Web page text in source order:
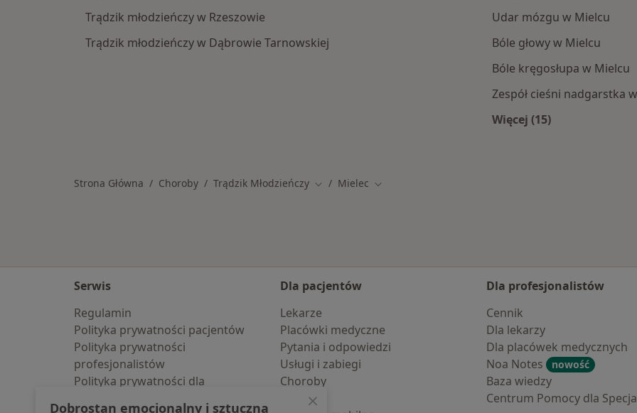
Trądzik młodzieńczy w Rzeszowie
Trądzik młodzieńczy w Dąbrowie Tarnowskiej
Udar mózgu w Mielcu
Bóle głowy w Mielcu
Bóle kręgosłupa w Mielcu
Zespół cieśni nadgarstka
Więcej (15)
Strona Główna Choroby Trądzik Młodzieńczy Zmień miasto
Mielec Zmień miasto
Serwis
Regulamin
Polityka prywatności pacjentów
Polityka prywatności
profesjonalistów
Polityka prywatności dla
Dla pacjentów
Lekarze
Placówki medyczne
Pytania i odpowiedzi
Usługi i zabiegi
Choroby
Pomoc
Dla profesjonalistów
Cennik
Dla lekarzy
Dla placówek medycznych
Noa Notes
nowość
Baza wiedzy
Centrum Pomocy dla
Dobrostan emocjonalny i sztuczna